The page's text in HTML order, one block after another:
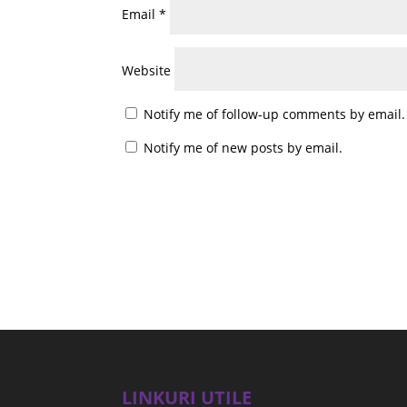
Email*
Website
Notify me of follow-up comments by email.
Notify me of new posts by email.
LINKURI UTILE